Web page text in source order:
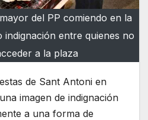
del PP comiendo en la
indignación entre quienes no
a la plaza
de Sant Antoni en
imagen de indignación
a una forma de